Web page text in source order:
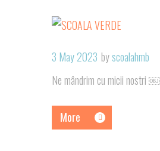
3 May 2023 byscoalahmb
Ne mândrim cu micii nostri
More